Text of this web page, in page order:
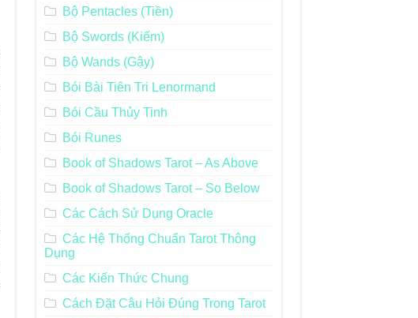
Bộ Pentacles (Tiền)
Bộ Swords (Kiếm)
Bộ Wands (Gậy)
Bói Bài Tiên Tri Lenormand
Bói Cầu Thủy Tinh
Bói Runes
Book of Shadows Tarot – As Above
Book of Shadows Tarot – So Below
Các Cách Sử Dụng Oracle
Các Hệ Thống Chuẩn Tarot Thông
Dụng
Các Kiến Thức Chung
Cách Đặt Câu Hỏi Đúng Trong Tarot